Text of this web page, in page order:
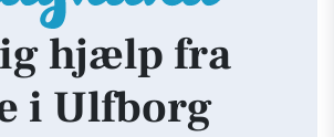
hjælp fra
i Ulfborg